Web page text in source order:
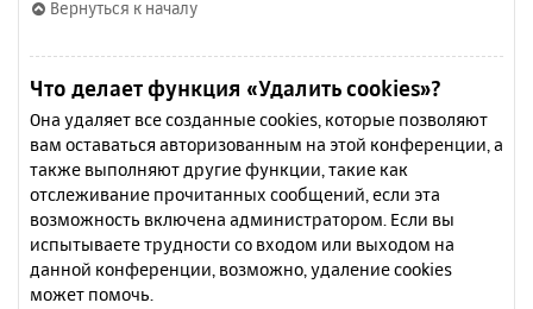
Вернуться к началу
Что делает функция «Удалить cookies»?
Она удаляет все созданные cookies, которые позволяют
вам оставаться авторизованным на этой конференции, а
также выполняют другие функции, такие как
отслеживание прочитанных сообщений, если эта
возможность включена администратором. Если вы
испытываете трудности со входом или выходом на
данной конференции, возможно, удаление cookies
может помочь.